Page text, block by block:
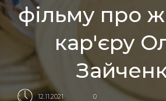
фільму про
кар'єру
12.11.2021 0